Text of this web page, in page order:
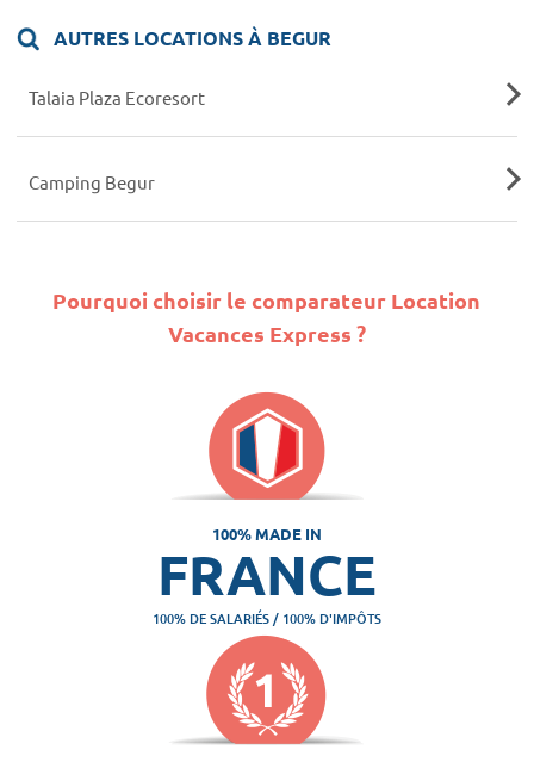
AUTRES LOCATIONS À BEGUR
Talaia Plaza Ecoresort
Camping Begur
Pourquoi choisir le comparateur Location
Vacances Express ?
100% MADE IN
FRANCE
100% DE SALARIÉS / 100% D'IMPÔTS